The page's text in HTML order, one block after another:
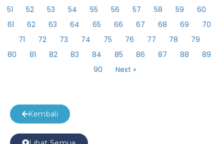
51
52 53 54 55 56 57 58 59
60
61
62 63 64 65 66 67 68 69
70
71
72 73 74 75 76 77 78
79
80
81 82 83 84 85 86 87 88
89
90
Next »
Kembali